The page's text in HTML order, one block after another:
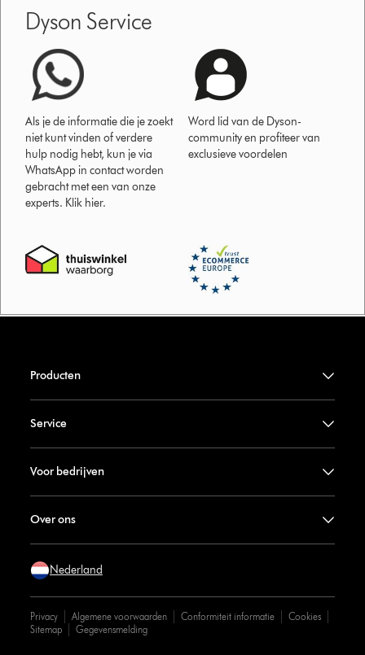
Dyson Service
Als je de informatie die je zoekt
niet kunt vinden of verdere
hulp nodig hebt, kun je via
WhatsApp in contact worden
gebracht met een van onze
experts. Klik hier.
Word lid van de Dyson-
community en profiteer van
exclusieve voordelen
Producten
Service
Voor bedrijven
Over ons
Nederland
Privacy Algemene voorwaarden Conformiteit informatie
Cookies
Sitemap
Gegevensmelding